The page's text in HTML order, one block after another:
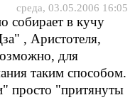
среда, 03.05.2006 16:05
собирает в кучу
, Аристотеля,
для
таким способом.
просто "притянуты